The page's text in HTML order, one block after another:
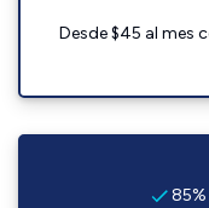
Desde $45 al mes
85%